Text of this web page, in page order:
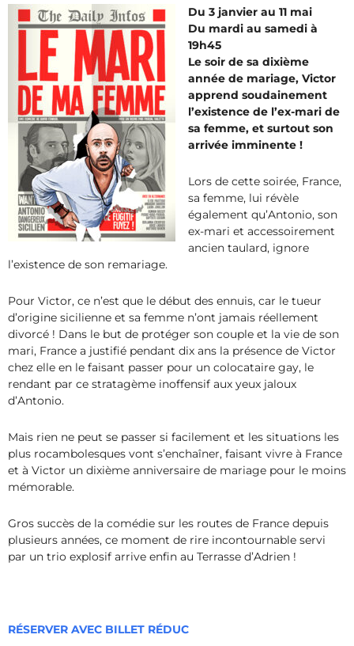
Du 3 janvier au 11 mai
Du mardi au samedi à
19h45
Le soir de sa dixième
année de mariage, Victor
apprend soudainement
l’existence de l’ex-mari de
sa femme, et surtout son
arrivée imminente !
Lors de cette soirée, France,
sa femme, lui révèle
également qu’Antonio, son
ex-mari et accessoirement
ancien taulard, ignore
l’existence de son remariage.
Pour Victor, ce n’est que le début des ennuis, car le tueur
d’origine sicilienne et sa femme n’ont jamais réellement
divorcé ! Dans le but de protéger son couple et la vie de son
mari, France a justifié pendant dix ans la présence de Victor
chez elle en le faisant passer pour un colocataire gay, le
rendant par ce stratagème inoffensif aux yeux jaloux
d’Antonio.
Mais rien ne peut se passer si facilement et les situations les
plus rocambolesques vont s’enchaîner, faisant vivre à France
et à Victor un dixième anniversaire de mariage pour le moins
mémorable.
Gros succès de la comédie sur les routes de France depuis
plusieurs années, ce moment de rire incontournable servi
par un trio explosif arrive enfin au Terrasse d’Adrien !
RÉSERVER AVEC BILLET RÉDUC